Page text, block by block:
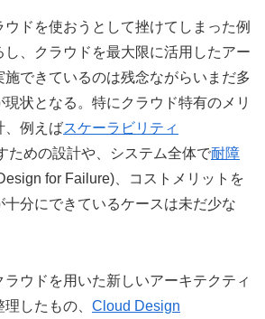
ウドを使おうとして挫けてしまった例
し、クラウドを最大限に活用したアー
施できているのは残念ながらいまだ多
現状となる。特にクラウド特有のメリ
、例えばスケーラビリティ
ための設計や、システム全体で耐障
for Failure)、コストメリットを
分にできているケースは未だ少な
ラウドを用いた新しいアーキテクティ
したもの、 Cloud Design